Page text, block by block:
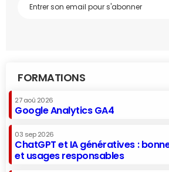
FORMATIONS
27 aoû 2026
Google Analytics GA4
03 sep 2026
ChatGPT et IA génératives :
et usages responsables